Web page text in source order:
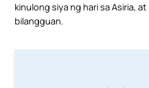
kinulong siya ng hari sa Asiria,
bilangguan.